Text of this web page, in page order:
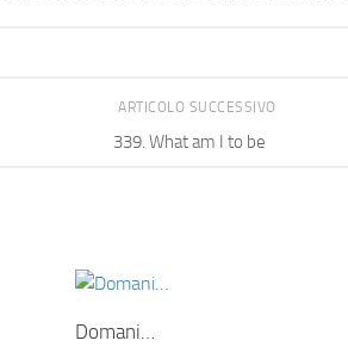
ARTICOLO SUCCESSIVO
339. What am I to be
Domani…